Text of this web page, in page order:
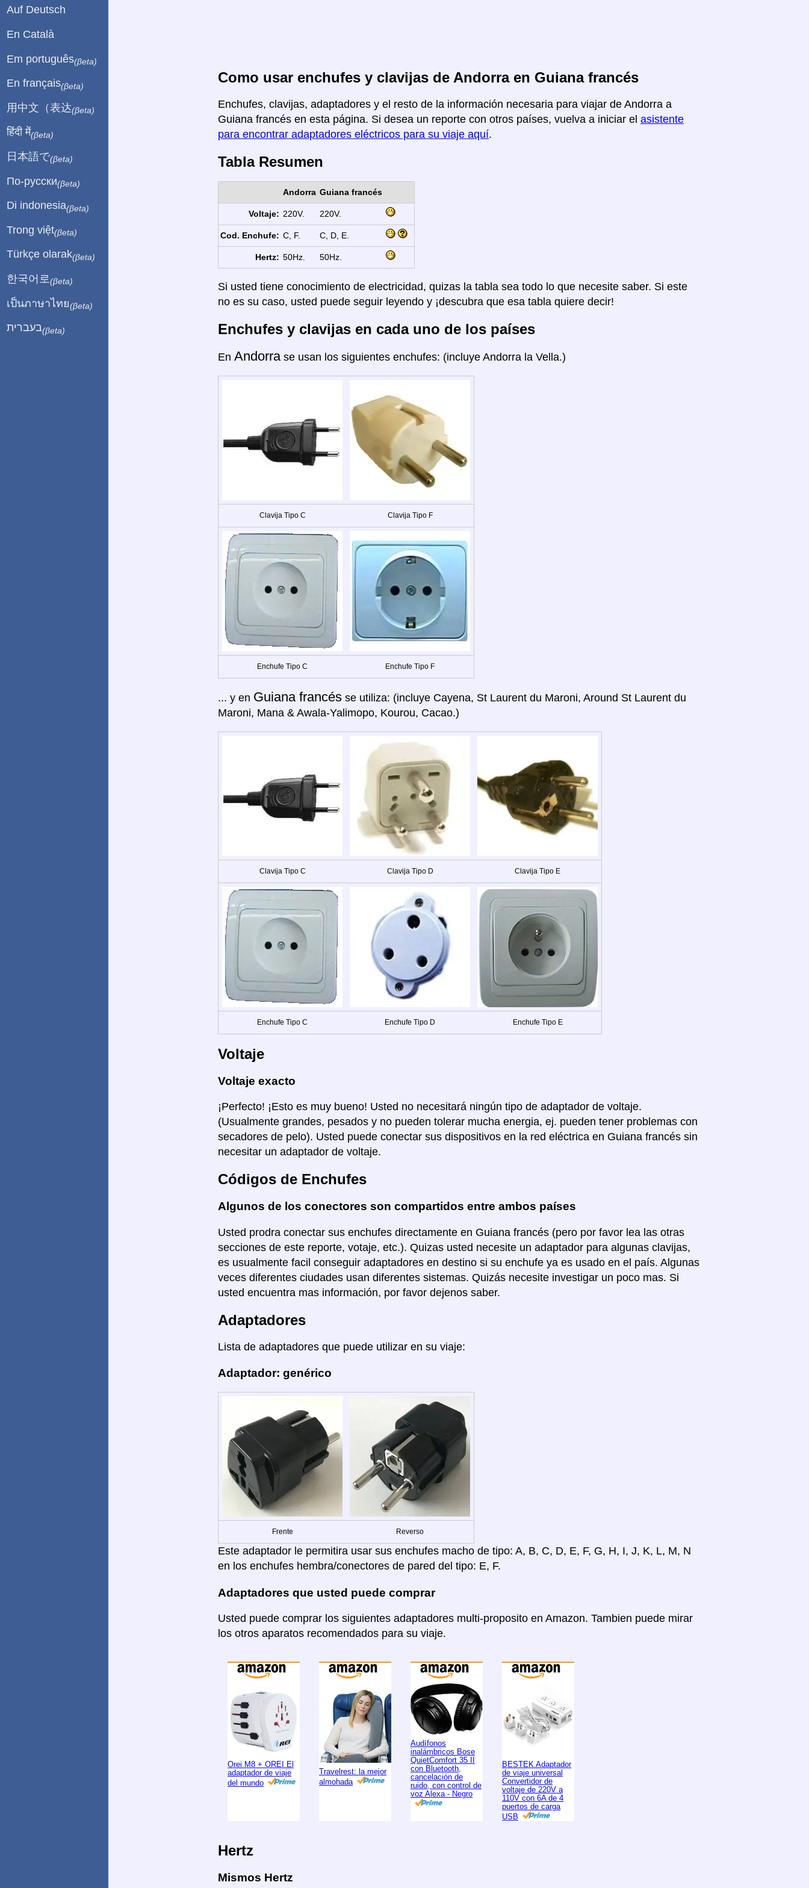
Como usar enchufes y clavijas de Andorra en Guiana francés
Enchufes, clavijas, adaptadores y el resto de la información necesaria para viajar de Andorra a
Guiana francés en esta página. Si desea un reporte con otros países, vuelva a iniciar el asistente
para encontrar adaptadores eléctricos para su viaje aquí.
Tabla Resumen
Andorra Guiana francés
Voltaje: 220V. 220V.
Cod. Enchufe: C, F. C, D, E.
Hertz: 50Hz. 50Hz.
Si usted tiene conocimiento de electricidad, quizas la tabla sea todo lo que necesite saber. Si este
no es su caso, usted puede seguir leyendo y ¡descubra que esa tabla quiere decir!
Enchufes y clavijas en cada uno de los países
En Andorra se usan los siguientes enchufes: (incluye Andorra la Vella.)
Clavija Tipo C Clavija Tipo F
Enchufe Tipo C Enchufe Tipo F
... y en Guiana francés se utiliza: (incluye Cayena, St Laurent du Maroni, Around St Laurent du
Maroni, Mana & Awala-Yalimopo, Kourou, Cacao.)
Clavija Tipo C Clavija Tipo D Clavija Tipo E
Enchufe Tipo C Enchufe Tipo D Enchufe Tipo E
Voltaje
Voltaje exacto
¡Perfecto! ¡Esto es muy bueno! Usted no necesitará ningún tipo de adaptador de voltaje.
(Usualmente grandes, pesados y no pueden tolerar mucha energia, ej. pueden tener problemas con
secadores de pelo). Usted puede conectar sus dispositivos en la red eléctrica en Guiana francés sin
necesitar un adaptador de voltaje.
Códigos de Enchufes
Algunos de los conectores son compartidos entre ambos países
Usted prodra conectar sus enchufes directamente en Guiana francés (pero por favor lea las otras
secciones de este reporte, votaje, etc.). Quizas usted necesite un adaptador para algunas clavijas,
es usualmente facil conseguir adaptadores en destino si su enchufe ya es usado en el país. Algunas
veces diferentes ciudades usan diferentes sistemas. Quizás necesite investigar un poco mas. Si
usted encuentra mas información, por favor dejenos saber.
Adaptadores
Lista de adaptadores que puede utilizar en su viaje:
Adaptador: genérico
Frente Reverso
Este adaptador le permitira usar sus enchufes macho de tipo: A, B, C, D, E, F, G, H, I, J, K, L, M, N
en los enchufes hembra/conectores de pared del tipo: E, F.
Adaptadores que usted puede comprar
Usted puede comprar los siguientes adaptadores multi-proposito en Amazon. Tambien puede mirar
los otros aparatos recomendados para su viaje.
Orei M8 + OREI El
adaptador de viaje
del mundo
Travelrest: la mejor
almohada
Audífonos
inalámbricos Bose
QuietComfort 35 II
con Bluetooth,
cancelación de
ruido, con control de
voz Alexa - Negro
BESTEK Adaptador
de viaje universal
Convertidor de
voltaje de 220V a
110V con 6A de 4
puertos de carga
USB
Hertz
Mismos Hertz
Auf Deutsch
En Català
Em português(βeta)
En français(βeta)
用中文（表达(βeta)
हिंदी में(βeta)
日本語で(βeta)
По-русски(βeta)
Di indonesia(βeta)
Trong việt(βeta)
Türkçe olarak(βeta)
한국어로 (βeta)
เป็นภาษาไทย(βeta)
בעברית(βeta)